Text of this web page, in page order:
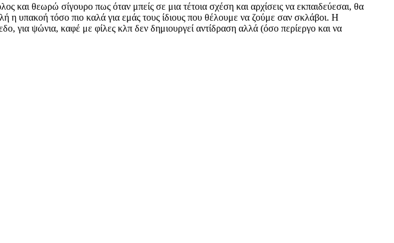
και θεωρώ σίγουρο πως όταν μπείς σε μια τέτοια σχέση και αρχίσεις να εκπαιδεύεσαι, θα
η υπακοή τόσο πιο καλά για εμάς τους ίδιους που θέλουμε να ζούμε σαν σκλάβοι. Η
για ψώνια, καφέ με φίλες κλπ δεν δημιουργεί αντίδραση αλλά (όσο περίεργο και να